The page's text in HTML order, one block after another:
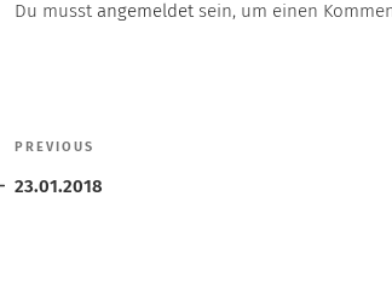
Du musst angemeldetsein, um einen
Beitragsnavigation
Previous
Post
PREVIOUS
23.01.2018